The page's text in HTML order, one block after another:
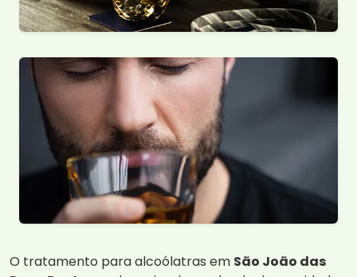
O tratamento para alcoólatras em São João das